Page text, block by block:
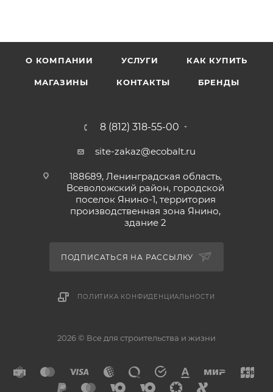
О КОМПАНИИ УСЛУГИ КАК КУПИТЬ
МАГАЗИНЫ КОНТАКТЫ БРЕНДЫ
8 (812) 318-55-00
site-zakaz@ecobalt.ru
188689, Ленинградская область,
Всеволожский район, городской
поселок Янино-1, территория
производственная зона Янино,
здание 2
ПОДПИСАТЬСЯ НА РАССЫЛКУ
ПОЛИТИКА КОНФИДЕНЦИАЛЬНОСТИ
2026 © Все для строительства и жизни